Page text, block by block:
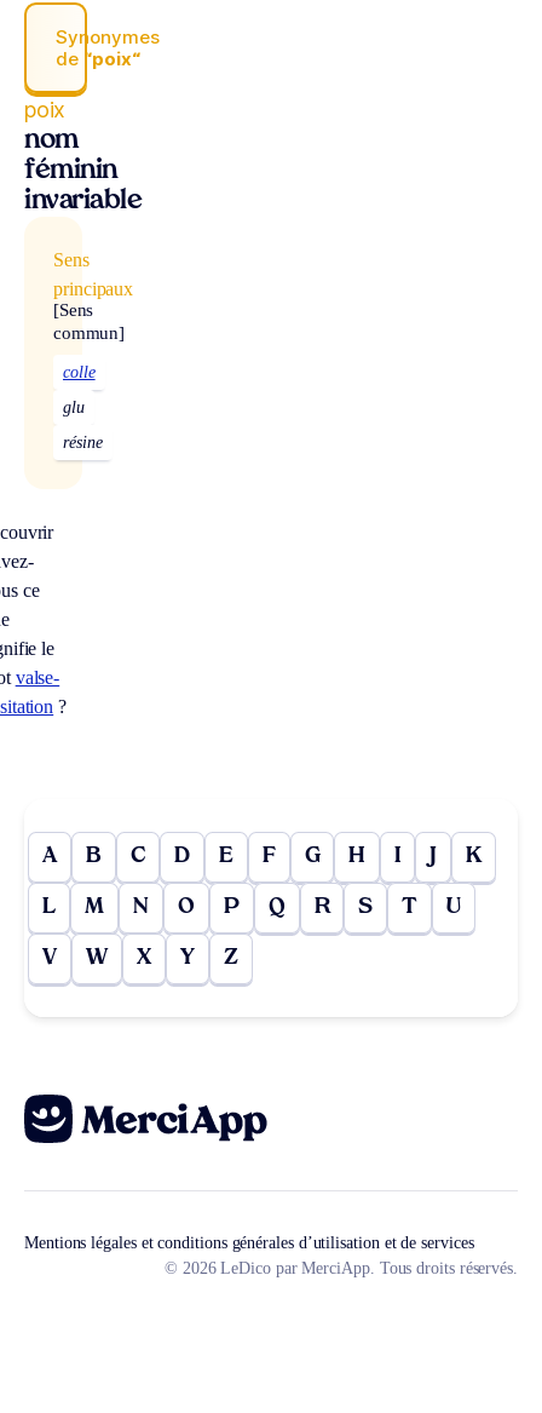
Synonymes
de “poix“
poix
nom
féminin
invariable
Sens
principaux
[Sens
commun]
colle
glu
résine
ce
le
valse-
?
A B C D E F G H I J K
L M N O P Q R S T U
V W X Y Z
Mentions légales et conditions générales d’utilisation et de services
© 2026 LeDico par MerciApp. Tous droits réservés.